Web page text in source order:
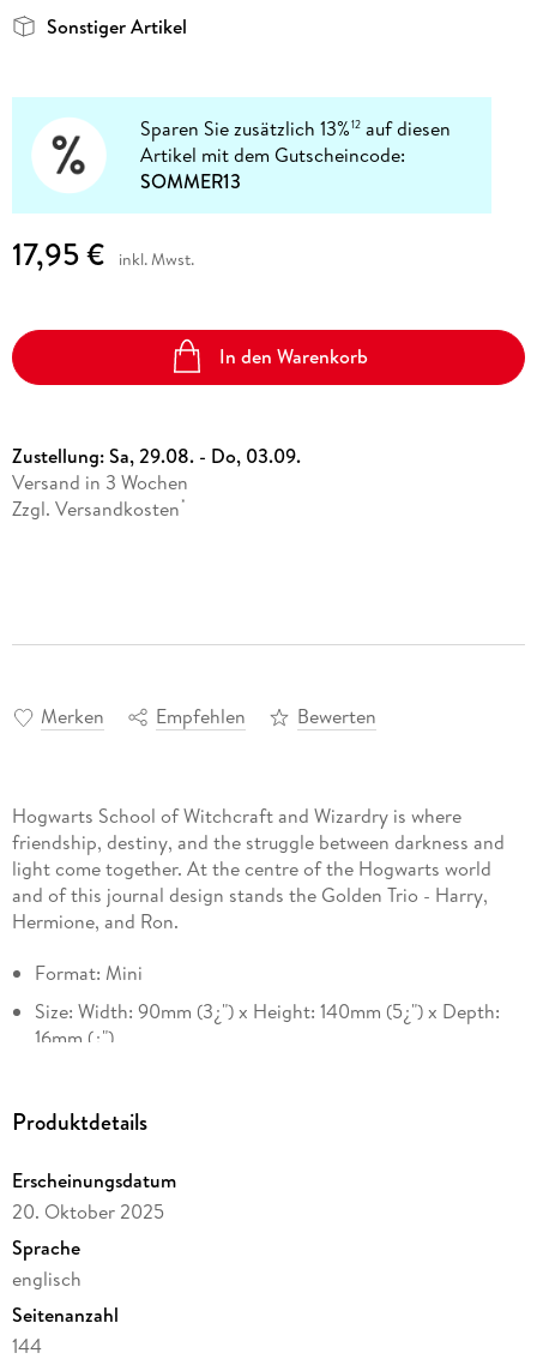
Sonstiger Artikel
Sparen Sie zusätzlich 13%12 auf diesen
Artikel mit dem Gutscheincode:
SOMMER13
17,95 € inkl. Mwst.
In den Warenkorb
Zustellung:Sa, 29.08. - Do, 03.09.
Versand in 3 Wochen
Zzgl. Versandkosten *
Merken Empfehlen Bewerten
Hogwarts School of Witchcraft and Wizardry is where
friendship, destiny, and the struggle between darkness and
light come together. At the centre of the Hogwarts world
and of this journal design stands the Golden Trio - Harry,
Hermione, and Ron.
Format: Mini
Size: Width: 90mm (3¿") x Height: 140mm (5¿") x Depth:
16mm (¿")
Page Count: 176Pages
Colour: Blue
Binding Type: Smyth Sewn
Cover: Hardcover
Edge Printing: Yes
Produktdetails
Erscheinungsdatum
20. Oktober 2025
Sprache
englisch
Seitenanzahl
144